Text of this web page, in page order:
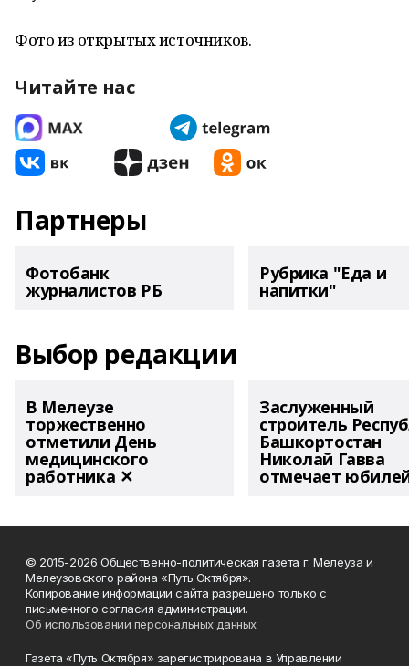
Фото из открытых источников.
Читайте нас
Партнеры
Фотобанк
журналистов РБ
Рубрика "Еда и
напитки"
Выбор редакции
В Мелеузе
торжественно
отметили День
медицинского
работника ✕
Заслуженный
строитель
Башкортостан
Николай Гавва
отмечает
© 2015-2026 Общественно-политическая газета г. Мелеуза и
Мелеузовского района «Путь Октября».
Копирование информации сайта разрешено только с
письменного согласия администрации.
Об использовании персональных данных
Газета «Путь Октября» зарегистрирована в Управлении